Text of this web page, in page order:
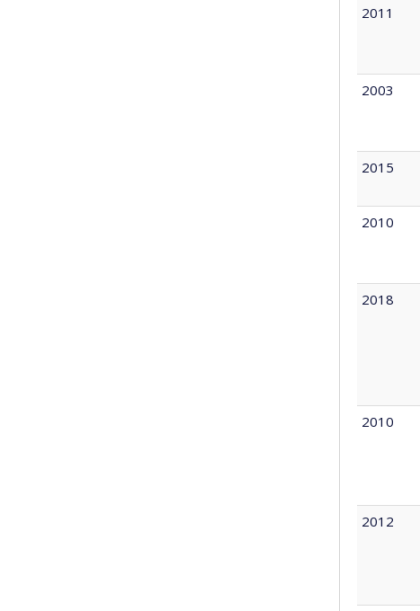
2011
2003
2015
2010
2018
2010
2012